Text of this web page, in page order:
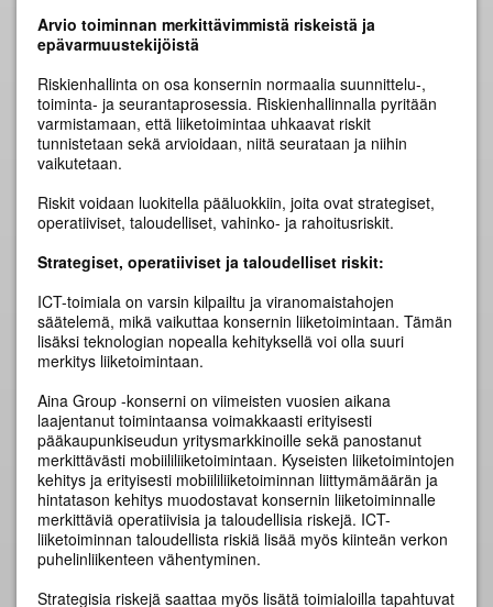
Arvio toiminnan merkittävimmistä riskeistä ja
epävarmuustekijöistä
Riskienhallinta on osa konsernin normaalia suunnittelu-,
toiminta- ja seurantaprosessia. Riskienhallinnalla pyritään
varmistamaan, että liiketoimintaa uhkaavat riskit
tunnistetaan sekä arvioidaan, niitä seurataan ja niihin
vaikutetaan.
Riskit voidaan luokitella pääluokkiin, joita ovat strategiset,
operatiiviset, taloudelliset, vahinko- ja rahoitusriskit.
Strategiset, operatiiviset ja taloudelliset riskit:
ICT-toimiala on varsin kilpailtu ja viranomaistahojen
säätelemä, mikä vaikuttaa konsernin liiketoimintaan. Tämän
lisäksi teknologian nopealla kehityksellä voi olla suuri
merkitys liiketoimintaan.
Aina Group -konserni on viimeisten vuosien aikana
laajentanut toimintaansa voimakkaasti erityisesti
pääkaupunkiseudun yritysmarkkinoille sekä panostanut
merkittävästi mobiililiiketoimintaan. Kyseisten liiketoimintojen
kehitys ja erityisesti mobiililiiketoiminnan liittymämäärän ja
hintatason kehitys muodostavat konsernin liiketoiminnalle
merkittäviä operatiivisia ja taloudellisia riskejä. ICT-
liiketoiminnan taloudellista riskiä lisää myös kiinteän verkon
puhelinliikenteen vähentyminen.
Strategisia riskejä saattaa myös lisätä toimialoilla tapahtuvat